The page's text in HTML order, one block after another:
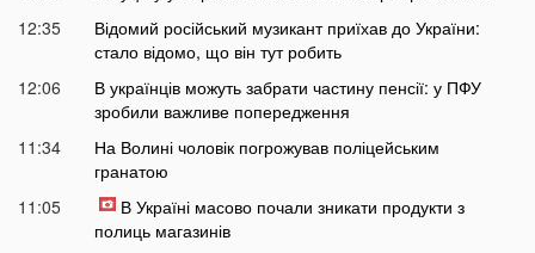
12:35
Відомий російський музикант приїхав до України:
стало відомо, що він тут робить
12:06
В українців можуть забрати частину пенсії: у ПФУ
зробили важливе попередження
11:34
На Волині чоловік погрожував поліцейським
гранатою
11:05
В Україні масово почали зникати продукти з
полиць магазинів